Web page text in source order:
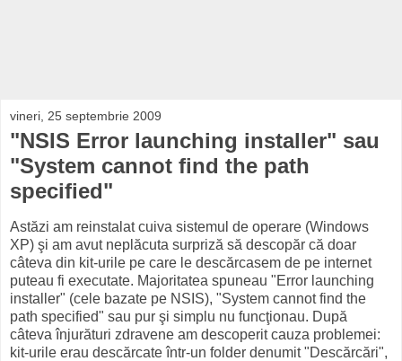
vineri, 25 septembrie 2009
"NSIS Error launching installer" sau
"System cannot find the path
specified"
Astăzi am reinstalat cuiva sistemul de operare (Windows
XP) şi am avut neplăcuta surpriză să descopăr că doar
câteva din kit-urile pe care le descărcasem de pe internet
puteau fi executate. Majoritatea spuneau "Error launching
installer" (cele bazate pe NSIS), "System cannot find the
path specified" sau pur şi simplu nu funcţionau. După
câteva înjurături zdravene am descoperit cauza problemei:
kit-urile erau descărcate într-un folder denumit "Descărcări",